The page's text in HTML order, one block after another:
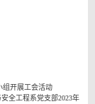
组开展工会活动
全工程系党支部2023年